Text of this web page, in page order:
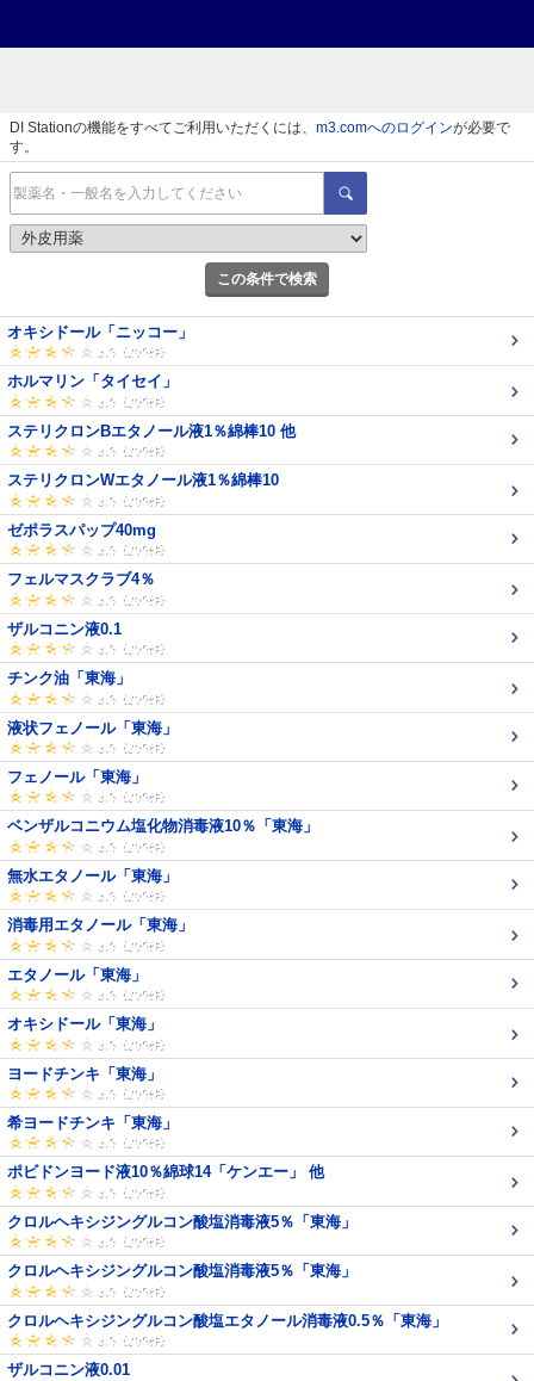
DI Stationの機能をすべてご利用いただくには、 m3.comへのログインが必要で
す。
この条件で検索
オキシドール「ニッコー」
ホルマリン「タイセイ」
ステリクロンBエタノール液1％綿棒10 他
ステリクロンWエタノール液1％綿棒10
ゼポラスパップ40mg
フェルマスクラブ4％
ザルコニン液0.1
チンク油「東海」
液状フェノール「東海」
フェノール「東海」
ベンザルコニウム塩化物消毒液10％「東海」
無水エタノール「東海」
消毒用エタノール「東海」
エタノール「東海」
オキシドール「東海」
ヨードチンキ「東海」
希ヨードチンキ「東海」
ポビドンヨード液10％綿球14「ケンエー」 他
クロルヘキシジングルコン酸塩消毒液5％「東海」
クロルヘキシジングルコン酸塩消毒液5％「東海」
クロルヘキシジングルコン酸塩エタノール消毒液0.5％「東海」
ザルコニン液0.01